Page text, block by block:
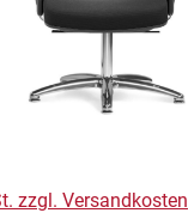
zzgl. Versandkosten